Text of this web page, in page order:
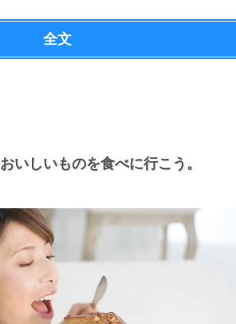
全文
おいしいものを食べに行こう。